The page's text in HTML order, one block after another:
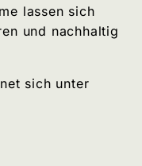
lassen sich
und nachhaltig
sich unter